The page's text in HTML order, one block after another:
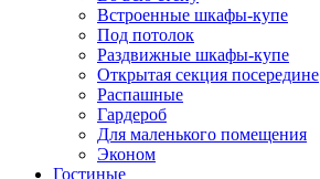
Встроенные шкафы-купе
Под потолок
Раздвижные шкафы-купе
Открытая секция посередине
Распашные
Гардероб
Для маленького помещения
Эконом
Гостиные